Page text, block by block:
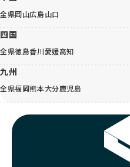
全県岡山広島山口
四国
全県徳島香川愛媛高知
九州
全県福岡熊本大分鹿児島